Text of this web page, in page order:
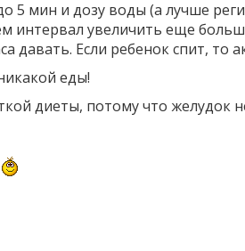
5 мин и дозу воды (а лучше
интервал увеличить еще
давать. Если ребенок спит,
еды!
диеты, потому что